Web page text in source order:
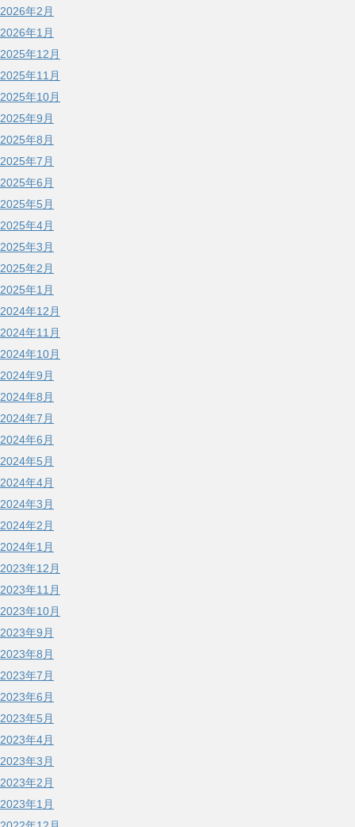
2026年2月
2026年1月
2025年12月
2025年11月
2025年10月
2025年9月
2025年8月
2025年7月
2025年6月
2025年5月
2025年4月
2025年3月
2025年2月
2025年1月
2024年12月
2024年11月
2024年10月
2024年9月
2024年8月
2024年7月
2024年6月
2024年5月
2024年4月
2024年3月
2024年2月
2024年1月
2023年12月
2023年11月
2023年10月
2023年9月
2023年8月
2023年7月
2023年6月
2023年5月
2023年4月
2023年3月
2023年2月
2023年1月